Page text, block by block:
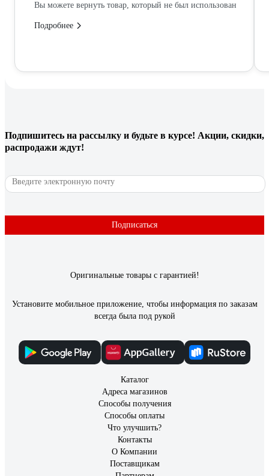
Вы можете вернуть товар, который не был использован
Подробнее
Подпишитесь на рассылку и будьте в курсе! Акции, скидки,
распродажи ждут!
Подписаться
Оригинальные товары с гарантией!
Установите мобильное приложение, чтобы информация по заказам
всегда была под рукой
Каталог
Адреса магазинов
Способы получения
Способы оплаты
Что улучшить?
Контакты
О Компании
Поставщикам